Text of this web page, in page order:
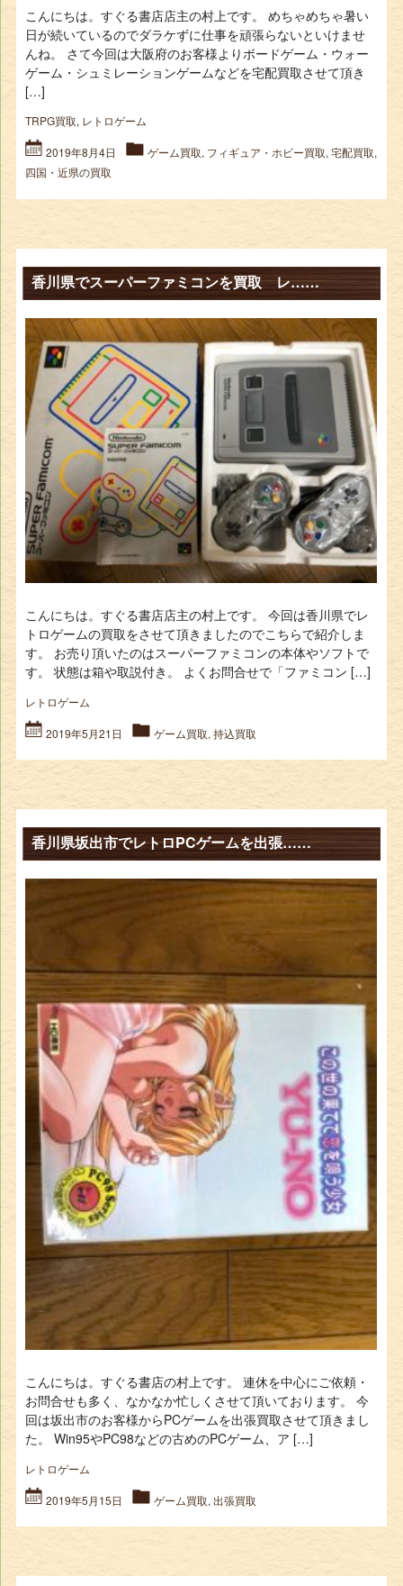
こんにちは。すぐる書店店主の村上です。 めちゃめちゃ暑い
日が続いているのでダラケずに仕事を頑張らないといけませ
んね。 さて今回は大阪府のお客様よりボードゲーム・ウォー
ゲーム・シュミレーションゲームなどを宅配買取させて頂き
[…]
TRPG買取, レトロゲーム
2019年8月4日 ゲーム買取 フィギュア・ホビー買取 ,宅配買取
四国・近県の買取
香川県でスーパーファミコンを買取 レ……
こんにちは。すぐる書店店主の村上です。 今回は香川県でレ
トロゲームの買取をさせて頂きましたのでこちらで紹介しま
す。 お売り頂いたのはスーパーファミコンの本体やソフトで
す。 状態は箱や取説付き。 よくお問合せで「ファミコン […]
レトロゲーム
2019年5月21日 ゲーム買取,持込買取
香川県坂出市でレトロPCゲームを出張……
こんにちは。すぐる書店の村上です。 連休を中心にご依頼・
お問合せも多く、なかなか忙しくさせて頂いております。 今
回は坂出市のお客様からPCゲームを出張買取させて頂きまし
た。 Win95やPC98などの古めのPCゲーム、ア […]
レトロゲーム
2019年5月15日 ゲーム買取 ,出張買取